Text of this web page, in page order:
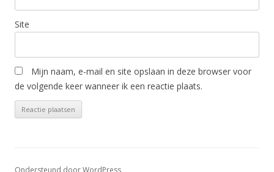
Site
Mijn naam, e-mail en site opslaan in deze browser voor
de volgende keer wanneer ik een reactie plaats.
Ondersteund door WordPress